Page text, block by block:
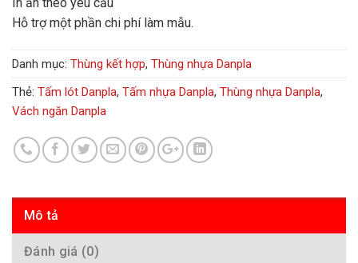
Hỗ trợ một phần chi phí làm mẫu.
Danh mục: Thùng kết hợp, Thùng nhựa Danpla
Thẻ: Tấm lót Danpla, Tấm nhựa Danpla, Thùng nhựa Danpla,
Vách ngăn Danpla
Mô tả
Đánh giá (0)